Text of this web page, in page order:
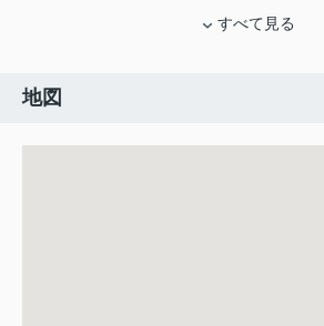
すべて見る
地図